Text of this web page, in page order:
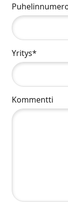
Yritys*
Kommentti